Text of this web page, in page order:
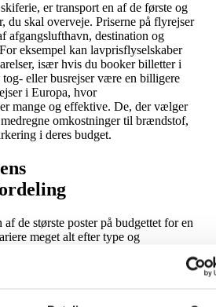
er transport en af de første og
du skal overveje. Priserne på flyrejser
afgangslufthavn, destination og
eksempel kan lavprisflyselskaber
især hvis du booker billetter i
eller busrejser være en billigere
i Europa, hvor
mange og effektive. De, der vælger
omkostninger til brændstof,
i deres budget.
de største poster på budgettet for en
meget alt efter type og
Budgetvenlige alternativer
og Airbnb, der ofte